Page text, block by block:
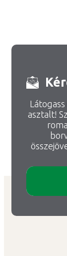
asztalt!